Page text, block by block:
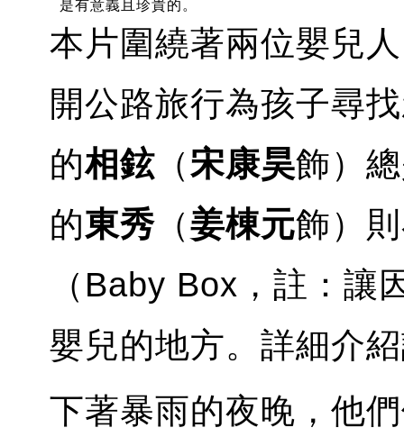
是有意義且珍貴的。
本片圍繞著兩位嬰兒
開公路旅行為孩子尋
的相鉉 （宋康昊飾）
的東秀 （姜棟元飾）
（Baby Box，註：讓
嬰兒的地方。詳細介
下著暴雨的夜晚，他